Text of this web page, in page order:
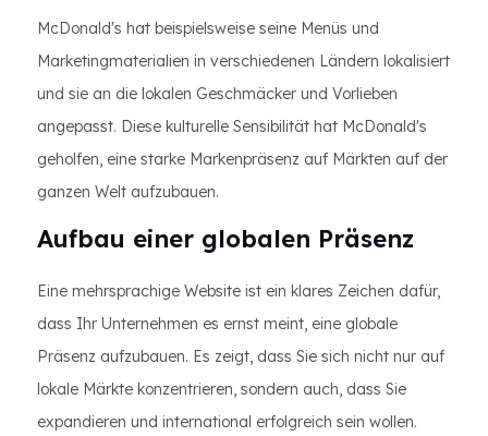
McDonald's hat beispielsweise seine Menüs und
Marketingmaterialien in verschiedenen Ländern lokalisiert
und sie an die lokalen Geschmäcker und Vorlieben
angepasst. Diese kulturelle Sensibilität hat McDonald's
geholfen, eine starke Markenpräsenz auf Märkten auf der
ganzen Welt aufzubauen.
Aufbau einer globalen Präsenz
Eine mehrsprachige Website ist ein klares Zeichen dafür,
dass Ihr Unternehmen es ernst meint, eine globale
Präsenz aufzubauen. Es zeigt, dass Sie sich nicht nur auf
lokale Märkte konzentrieren, sondern auch, dass Sie
expandieren und international erfolgreich sein wollen.